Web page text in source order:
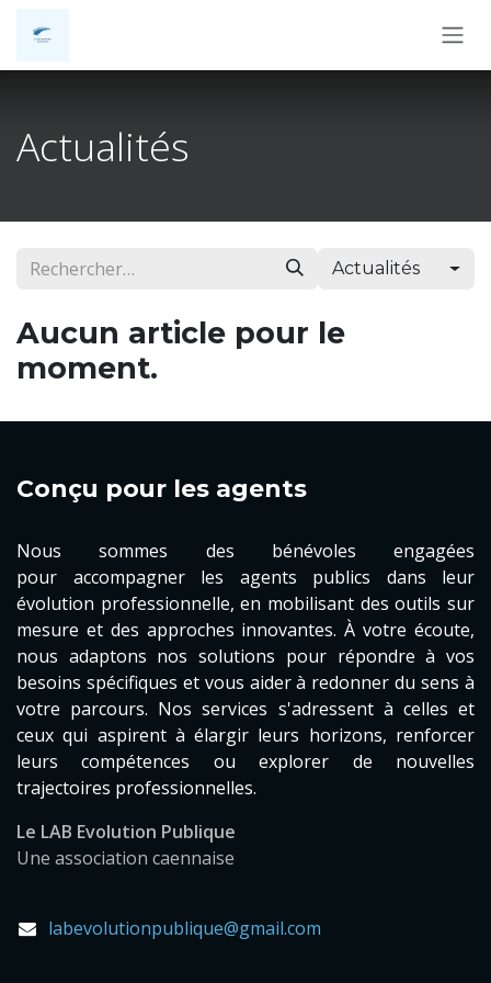
Actualités
Actualités
Aucun article pour le
moment.
Conçu pour les agents
Nous sommes des bénévoles engagées
pour accompagner les agents publics dans leur
évolution professionnelle, en mobilisant des outils sur
mesure et des approches innovantes. À votre écoute,
nous adaptons nos solutions pour répondre à vos
besoins spécifiques et vous aider à redonner du sens à
votre parcours. Nos services s'adressent à celles et
ceux qui aspirent à élargir leurs horizons, renforcer
leurs compétences ou explorer de nouvelles
trajectoires professionnelles.
Le LAB Evolution Publique
Une association caennaise
labevolutionpublique@gmail.com